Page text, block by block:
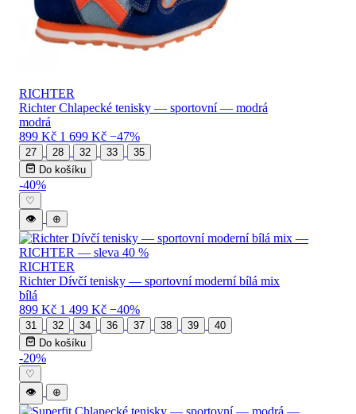
RICHTER
Richter Chlapecké tenisky — sportovní — modrá
modrá
899 Kč 1 699 Kč −47%
27 28 32 33
35
Do košíku
-40%
♡
👁
⊕
RICHTER
Richter Dívčí tenisky — sportovní moderní bílá mix
bílá
899 Kč 1 499 Kč −40%
31 32 34 36 37 38 39
40
Do košíku
-20%
♡
👁
⊕